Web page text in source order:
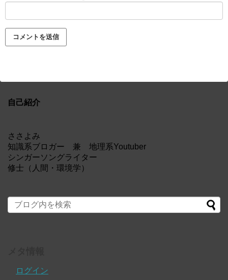
自己紹介
ささよみ
知識系ブロガー 兼 地理系Youtuber
シンガーソングライター
修士（人間・環境学）
ログイン